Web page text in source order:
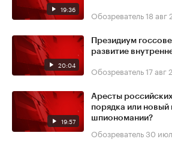
19:36 Обозреватель18 авг
20:04
Президиум
развитие
Обозреватель17 авг
19:57
Аресты
порядка или новый
шпиономании?
Обозреватель30